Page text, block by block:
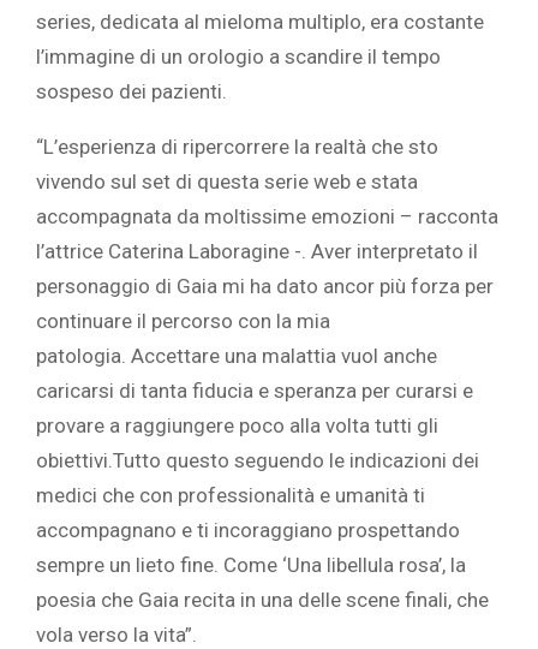
series, dedicata al mieloma multiplo, era costante
l’immagine di un orologio a scandire il tempo
sospeso dei pazienti.
“L’esperienza di ripercorrere la realtà che sto
vivendo sul set di questa serie web e stata
accompagnata da moltissime emozioni – racconta
l’attrice Caterina Laboragine -. Aver interpretato il
personaggio di Gaia mi ha dato ancor più forza per
continuare il percorso con la mia
patologia. Accettare una malattia vuol anche
caricarsi di tanta fiducia e speranza per curarsi e
provare a raggiungere poco alla volta tutti gli
obiettivi.Tutto questo seguendo le indicazioni dei
medici che con professionalità e umanità ti
accompagnano e ti incoraggiano prospettando
sempre un lieto fine. Come ‘Una libellula rosa’, la
poesia che Gaia recita in una delle scene finali, che
vola verso la vita”.